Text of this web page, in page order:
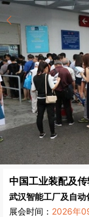
中国工业装配及
武汉智能工厂及自动
展会时间： 2026年